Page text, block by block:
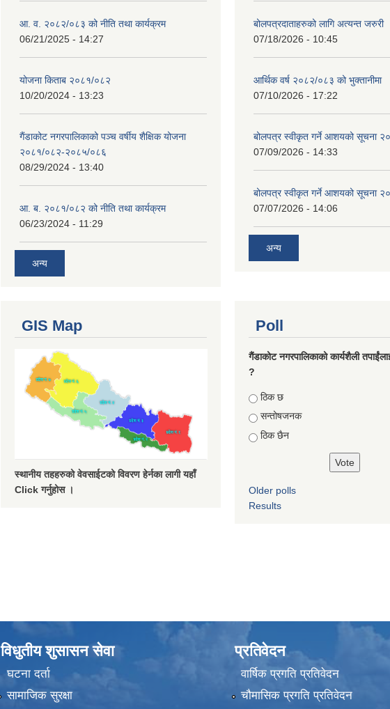
आ. व. २०८२/०८३ को नीति तथा कार्यक्रम
06/21/2025 - 14:27
योजना किताब २०८१/०८२
10/20/2024 - 13:23
गैंडाकोट नगरपालिकाको पञ्च वर्षीय शैक्षिक योजना
२०८१/०८२-२०८५/०८६
08/29/2024 - 13:40
आ. ब. २०८१/०८२ को नीति तथा कार्यक्रम
06/23/2024 - 11:29
अन्य
बोलपत्रदाताहरुको लागि अत्यन्त जरुरी
07/18/2026 - 10:45
आर्थिक वर्ष २०८२/०८३ को भुक्तानीमा
07/10/2026 - 17:22
बोलपत्र स्वीकृत गर्ने आशयको सूचना
07/09/2026 - 14:33
बोलपत्र स्वीकृत गर्ने आशयको सूचना
07/07/2026 - 14:06
अन्य
GIS Map
स्थानीय तहहरुको वेवसाईटको विवरण हेर्नका लागी यहाँ
Click गर्नुहोस ।
Poll
गैंडाकोट नगरपालिकाको कार्यशैली
?
Choices
ठिक छ
सन्तोषजनक
ठिक छैन
Older polls
Results
विधुतीय शुसासन सेवा
घटना दर्ता
सामाजिक सुरक्षा
प्रतिवेदन
वार्षिक प्रगति प्रतिवेदन
चौमासिक प्रगति प्रतिवेदन